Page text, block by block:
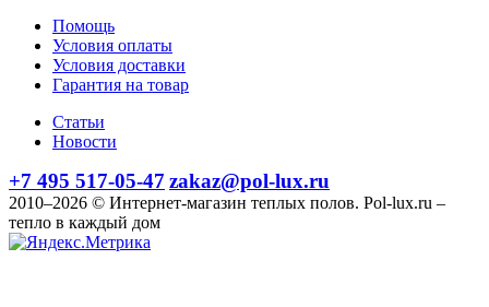
Помощь
Условия оплаты
Условия доставки
Гарантия на товар
Статьи
Новости
+7 495 517-05-47 zakaz@pol-lux.ru
2010–2026 © Интернет-магазин теплых полов. Pol-lux.ru –
тепло в каждый дом